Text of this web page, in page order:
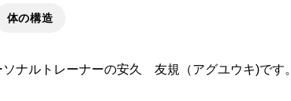
体の構造
ソナルトレーナーの安久 友規（アグユウキ)です。